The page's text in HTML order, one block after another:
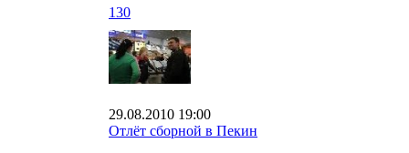
130
29.08.2010 19:00
Отлёт сборной в Пекин